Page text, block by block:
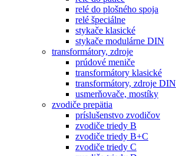
relé do plošného spoja
relé špeciálne
stykače klasické
stykače modulárne DIN
transformátory, zdroje
prúdové meniče
transformátory klasické
transformátory, zdroje DIN
usmerňovače, mostíky
zvodiče prepätia
príslušenstvo zvodičov
zvodiče triedy B
zvodiče triedy B+C
zvodiče triedy C